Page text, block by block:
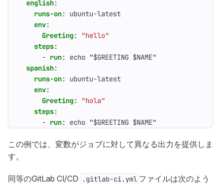
english:
runs-on:
ubuntu-latest
env:
Greeting:
"hello"
steps:
- run:
echo "$GREETING $NAME"
spanish:
runs-on:
ubuntu-latest
env:
Greeting:
"hola"
steps:
- run: echo "$GREETING $NAME"
この例では、変数がジョブに対して異なる出力を提供しま
す。
同等のGitLab CI/CD .gitlab-ci.yml ファイルは次のよう